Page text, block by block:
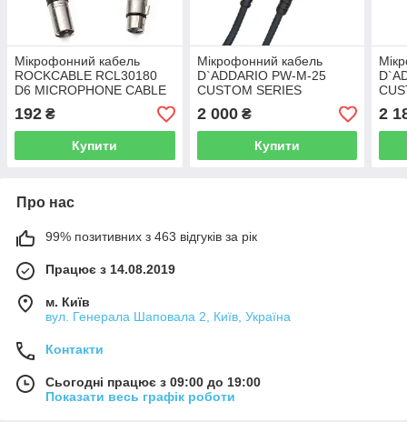
Мікрофонний кабель
ROCKCABLE RCL30180
D6 MICROPHONE CABLE
(0.6M)
192 ₴
Купити
Мікрофонний кабель
D`ADDARIO PW-M-25
CUSTOM SERIES
MICROPHONE CABLE
(7.62M)
2 000₴
Купити
2
Про нас
99% позитивних з 463 відгуків за рік
Працює з 14.08.2019
м. Київ
вул. Генерала Шаповала 2, Київ, Україна
Контакти
Сьогодні працює з 09:00 до 19:00
Показати весь графік роботи